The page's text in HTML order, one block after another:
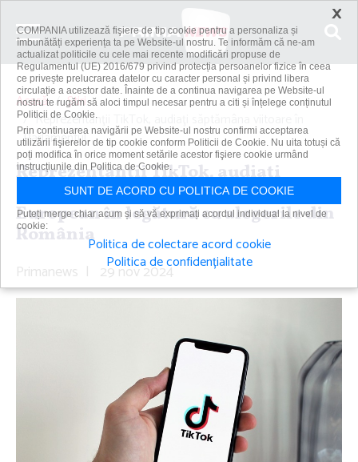
Acasă
Știri
Reprezentanţii TikTok, audiaţi săptămâna viitoare în
Parlamentul...
Reprezentanţii TikTok, audiaţi
săptămâna viitoare în Parlamentul
European în legătură cu alegerile din
România
Primanews | 29 nov 2024
×
COMPANIA utilizează fişiere de tip cookie pentru a personaliza și
îmbunătăți experiența ta pe Website-ul nostru. Te informăm că ne-am
actualizat politicile cu cele mai recente modificări propuse de
Regulamentul (UE) 2016/679 privind protecția persoanelor fizice în ceea
ce privește prelucrarea datelor cu caracter personal și privind libera
circulație a acestor date. Înainte de a continua navigarea pe Website-ul
nostru te rugăm să aloci timpul necesar pentru a citi și înțelege conținutul
Politicii de Cookie.
Prin continuarea navigării pe Website-ul nostru confirmi acceptarea
utilizării fişierelor de tip cookie conform Politicii de Cookie. Nu uita totuși că
poți modifica în orice moment setările acestor fişiere cookie urmând
instrucțiunile din Politica de Cookie.
SUNT DE ACORD CU POLITICA DE COOKIE
Puteți merge chiar acum și să vă exprimați acordul individual la nivel de
cookie:
Politica de colectare acord cookie
Politica de confidențialitate